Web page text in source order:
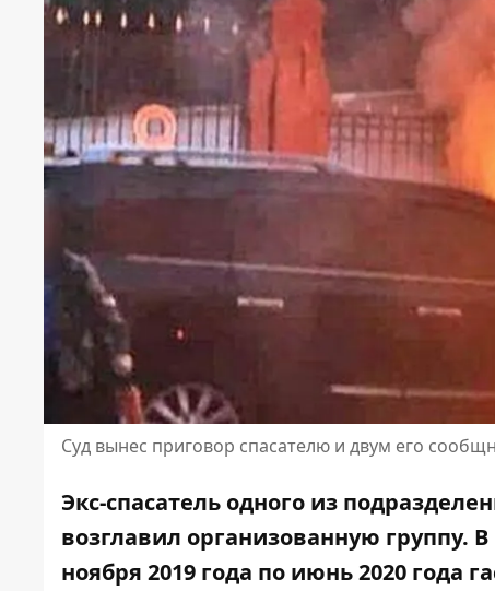
Суд вынес приговор спасателю и двум его
Экс-спасатель одного из
возглавил организованную группу.
ноября 2019 года по июнь 2020 года